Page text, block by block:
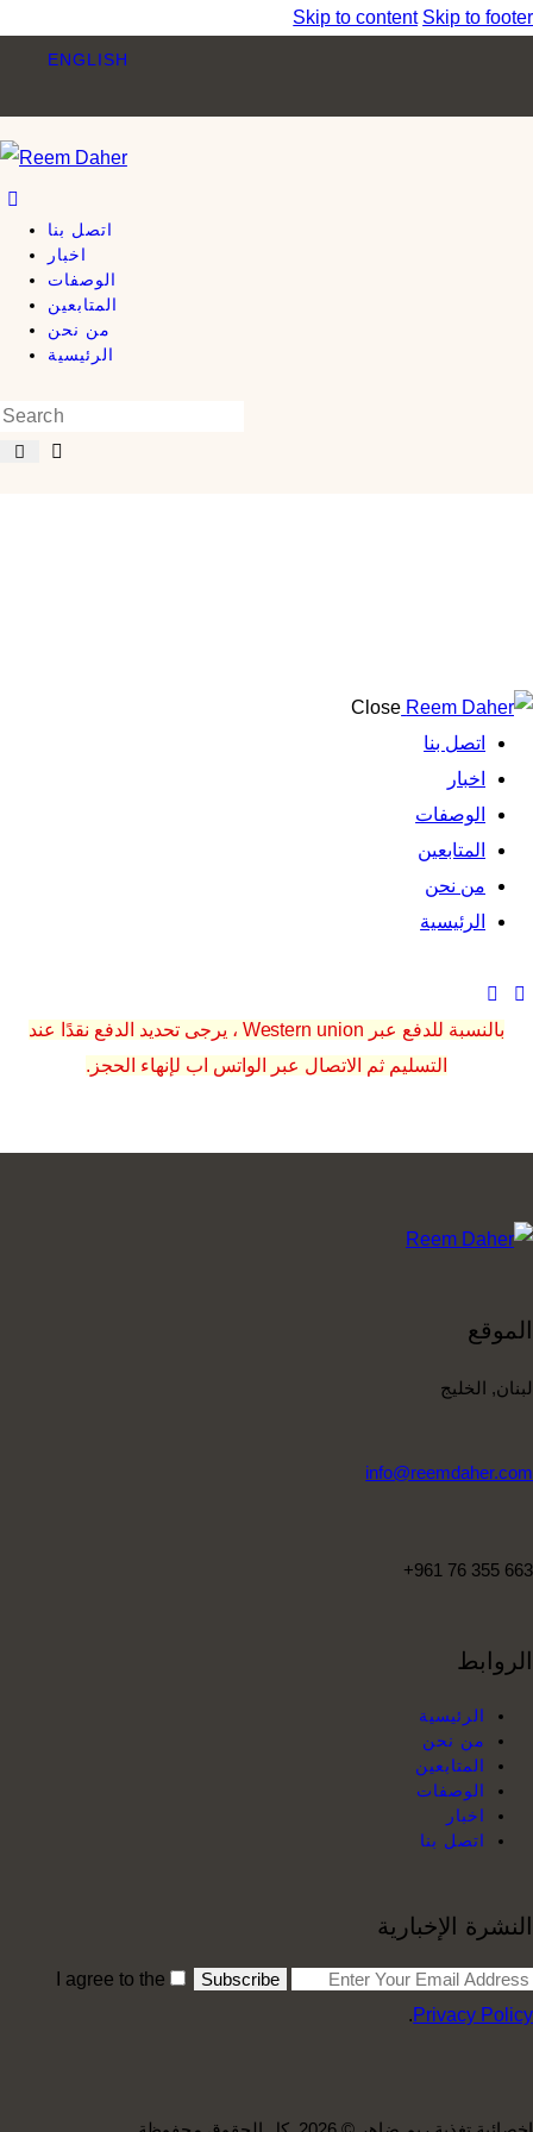
Skip to content Skip to footer
ENGLISH
اتصل بنا
اخبار
الوصفات
المتابعين
من نحن
الرئيسية
Close
اتصل بنا
اخبار
الوصفات
المتابعين
من نحن
الرئيسية
بالنسبة للدفع عبر Western union ، يرجى تحديد الدفع نقدًا عند
التسليم ثم الاتصال عبر الواتس اب لإنهاء الحجز.
الموقع
لبنان, الخليج
info@reemdaher.com
+961 76 355 663
الروابط
الرئيسية
من نحن
المتابعين
الوصفات
اخبار
اتصل بنا
النشرة الإخبارية
Subscribe
I agree to the
Privacy Policy
.